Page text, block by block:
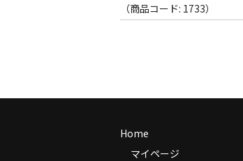
（商品コード: 1733）
Home
マイページ